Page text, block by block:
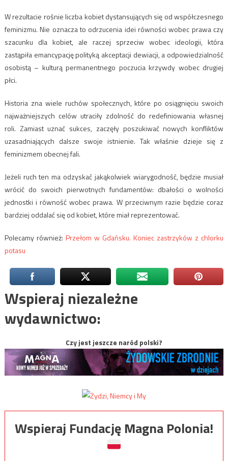
W rezultacie rośnie liczba kobiet dystansujących się od współczesnego
feminizmu. Nie oznacza to odrzucenia idei równości wobec prawa czy
szacunku dla kobiet, ale raczej sprzeciw wobec ideologii, która
zastąpiła emancypację polityką akceptacji dewiacji, a odpowiedzialność
osobistą – kulturą permanentnego poczucia krzywdy wobec drugiej
płci.
Historia zna wiele ruchów społecznych, które po osiągnięciu swoich
najważniejszych celów utraciły zdolność do redefiniowania własnej
roli. Zamiast uznać sukces, zaczęły poszukiwać nowych konfliktów
uzasadniających dalsze swoje istnienie. Tak właśnie dzieje się z
feminizmem obecnej fali.
Jeżeli ruch ten ma odzyskać jakąkolwiek wiarygodność, będzie musiał
wrócić do swoich pierwotnych fundamentów: dbałości o wolności
jednostki i równość wobec prawa. W przeciwnym razie będzie coraz
bardziej oddalać się od kobiet, które miał reprezentować.
Polecamy również: Przełom w Gdańsku. Koniec zastrzyków z chlorku
potasu
Wspieraj niezależne
wydawnictwo:
Czy jest jeszcze naród polski?
Wspieraj Fundację Magna Polonia!